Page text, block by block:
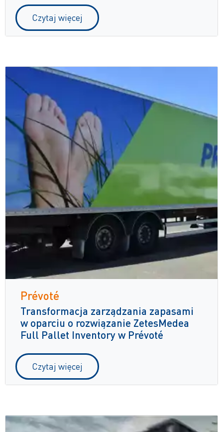
Czytaj więcej
Prévoté
Transformacja zarządzania zapasami
w oparciu o rozwiązanie ZetesMedea
Full Pallet Inventory w Prévoté
Czytaj więcej